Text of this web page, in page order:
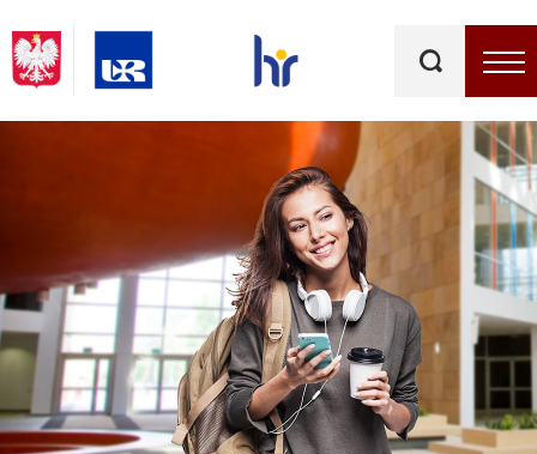
kluczowe